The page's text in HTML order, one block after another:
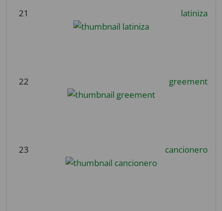
21 latiniza
22 greement
23 cancionero